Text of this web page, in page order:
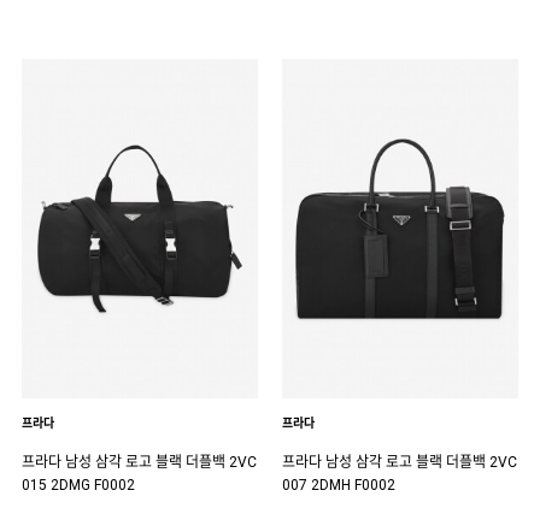
프라다
프라다 남성 삼각 로고 블랙 더플백 2VC
015 2DMG F0002
프라다
프라다 남성 삼각 로고 블랙 더플백 2VC
007 2DMH F0002